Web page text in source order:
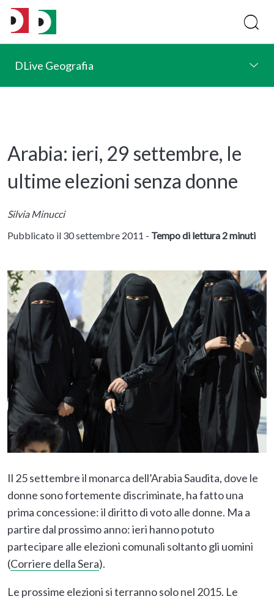
DLive Geografia
Arabia: ieri, 29 settembre, le
ultime elezioni senza donne
Silvia Minucci
Pubblicato il 30 settembre 2011 - Tempo di lettura 2 minuti
Il 25 settembre il monarca dell’Arabia Saudita, dove le
donne sono fortemente discriminate, ha fatto una
prima concessione: il diritto di voto alle donne. Ma a
partire dal prossimo anno: ieri hanno potuto
partecipare alle elezioni comunali soltanto gli uomini
(Corriere della Sera).
Le prossime elezioni si terranno solo nel 2015. Le